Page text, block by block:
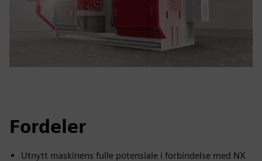
Fordeler
Utnytt maskinens fulle potensiale i forbindelse med NX